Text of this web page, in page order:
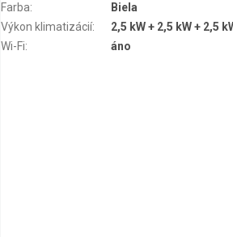
Farba:
Biela
Výkon klimatizácií:
2,5 kW + 2,5 kW + 2,5
Wi-Fi: áno